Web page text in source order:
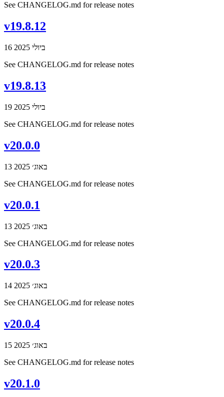
See CHANGELOG.md for release notes
v19.8.12
16 ביולי 2025
See CHANGELOG.md for release notes
v19.8.13
19 ביולי 2025
See CHANGELOG.md for release notes
v20.0.0
13 באוג׳ 2025
See CHANGELOG.md for release notes
v20.0.1
13 באוג׳ 2025
See CHANGELOG.md for release notes
v20.0.3
14 באוג׳ 2025
See CHANGELOG.md for release notes
v20.0.4
15 באוג׳ 2025
See CHANGELOG.md for release notes
v20.1.0